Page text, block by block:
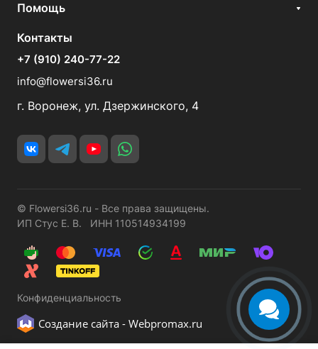
Помощь
Контакты
+7 (910) 240-77-22
info@flowersi36.ru
г. Воронеж, ул. Дзержинского, 4
© Flowersi36.ru - Все права защищены.
ИП Стус Е. В. ИНН 110514934199
Конфиденциальность
Создание сайта - Webpromax.ru